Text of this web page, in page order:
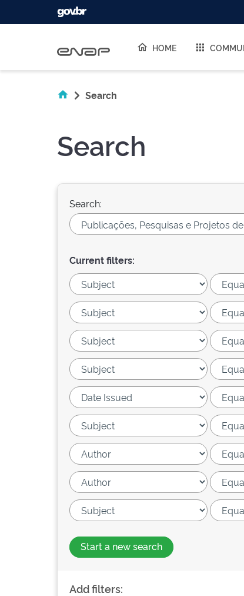
HOME
Search
Search
Search:
Current filters:
Start a new search
Add filters: